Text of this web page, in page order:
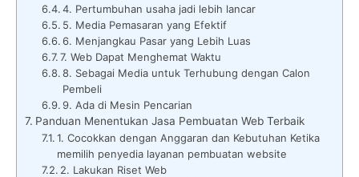
4. Pertumbuhan usaha jadi lebih lancar
5. Media Pemasaran yang Efektif
6. Menjangkau Pasar yang Lebih Luas
7. Web Dapat Menghemat Waktu
8. Sebagai Media untuk Terhubung dengan Calon
Pembeli
9. Ada di Mesin Pencarian
Panduan Menentukan Jasa Pembuatan Web Terbaik
1. Cocokkan dengan Anggaran dan Kebutuhan Ketika
memilih penyedia layanan pembuatan website
2. Lakukan Riset Web